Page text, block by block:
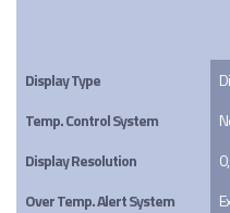
Display Type
Temp. Control System
Display Resolution
Over Temp. Alert System